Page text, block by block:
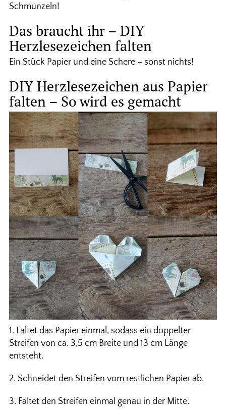
Schmunzeln!
Das braucht ihr – DIY
Herzlesezeichen falten
Ein Stück Papier und eine Schere – sonst nichts!
DIY Herzlesezeichen aus Papier
falten – So wird es gemacht
1. Faltet das Papier einmal, sodass ein doppelter
Streifen von ca. 3,5 cm Breite und 13 cm Länge
entsteht.
2. Schneidet den Streifen vom restlichen Papier ab.
3. Faltet den Streifen einmal genau in der Mitte.